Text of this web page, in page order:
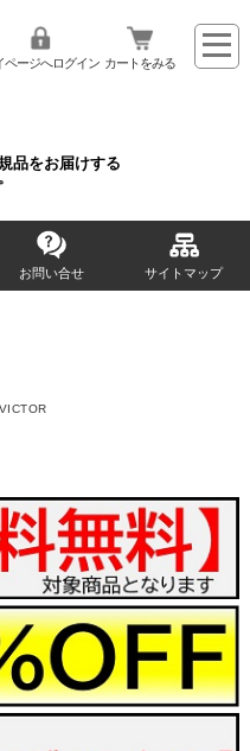
品をお届けする
ページへログイン カートをみる
お問い合せ サイトマップ
VICTOR